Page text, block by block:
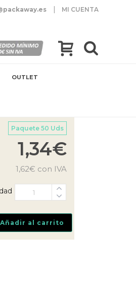
| MI CUENTA
OUTLET
Paquete 50 Uds
1,34€
1,62€ con IVA
Añadir al carrito